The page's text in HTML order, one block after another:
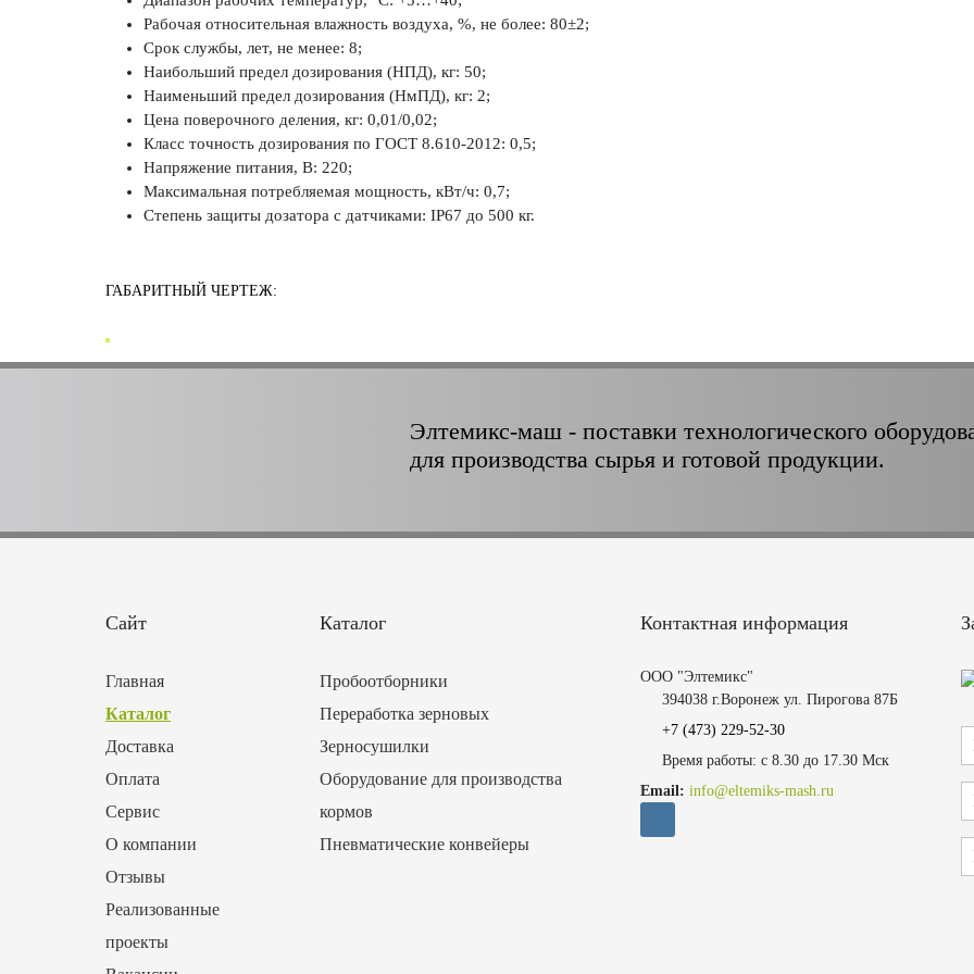
Рабочая относительная влажность воздуха, %, не более: 80±2;
Срок службы, лет, не менее: 8;
Наибольший предел дозирования (НПД), кг: 50;
Наименьший предел дозирования (НмПД), кг: 2;
Цена поверочного деления, кг: 0,01/0,02;
Класс точность дозирования по ГОСТ 8.610-2012: 0,5;
Напряжение питания, В: 220;
Максимальная потребляемая мощность, кВт/ч: 0,7;
Степень защиты дозатора с датчиками: IP67 до 500 кг.
ГАБАРИТНЫЙ ЧЕРТЕЖ:
Элтемикс-маш - поставки технологического
для производства сырья и готовой продукции.
Сайт
Главная
Каталог
Доставка
Оплата
Сервис
О компании
Отзывы
Реализованные
проекты
Каталог
Пробоотборники
Переработка зерновых
Зерносушилки
Оборудование для производства
кормов
Пневматические конвейеры
Контактная информация
ООО "Элтемикс"
394038 г.Воронеж ул. Пирогова 87Б
+7 (473) 229-52-30
Время работы: с 8.30 до 17.30 Мск
Email: info@eltemiks-mash.ru